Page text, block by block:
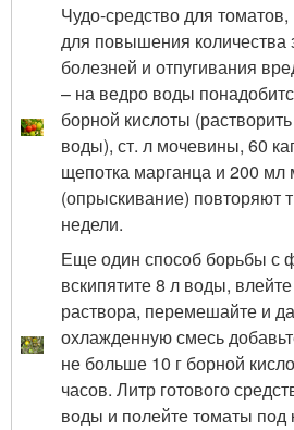
Чудо-средство для
для повышения количества
болезней и отпугивания
– на ведро воды
борной кислоты
воды), ст. л мочевины, 60
щепотка марганца и 200 мл
(опрыскивание) повторяют
недели.
Еще один способ борьбы с
вскипятите 8 л воды,
раствора, перемешайте и
охлажденную смесь
не больше 10 г борной
часов. Литр готового
воды и полейте томаты под